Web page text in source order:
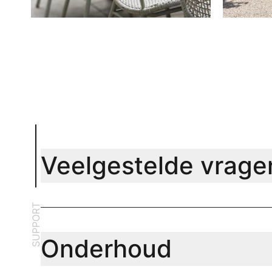
SUPPORT
Veelgestelde
Onderhoud